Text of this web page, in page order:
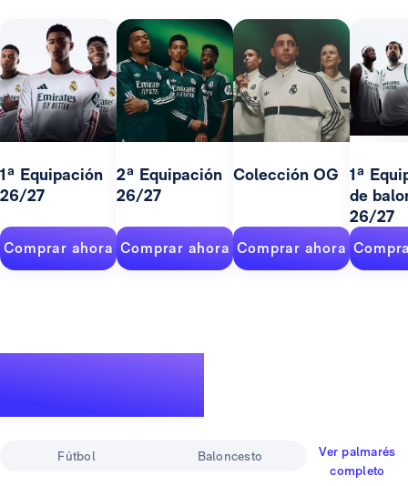
1ª Equipación
26/27
Comprar ahora
2ª Equipación
26/27
Comprar ahora
Colección OG
Comprar ahora
1ª
de
26/27
Fútbol Baloncesto
Ver palmarés
completo